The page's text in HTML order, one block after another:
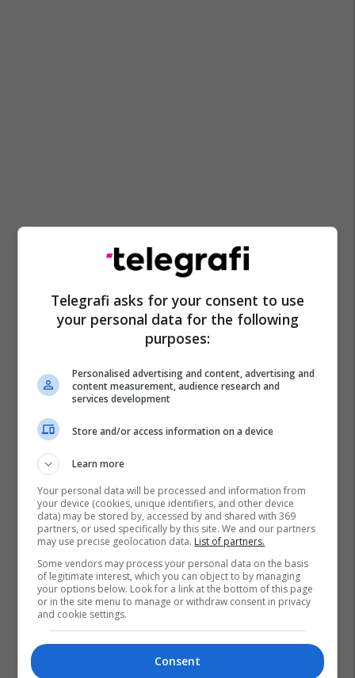
Komuna E Podujevës
Telegrafi asks for your consent to use
your personal data for the following
purposes:
Personalised advertising and content, advertising and
content measurement, audience research and
services development
Store and/or access information on a device
Learn more
Your personal data will be processed and information from
your device (cookies, unique identifiers, and other device
data) may be stored by, accessed by and shared with 369
partners, or used specifically by this site. We and our partners
may use precise geolocation data. List of partners.
Some vendors may process your personal data on the basis
of legitimate interest, which you can object to by managing
your options below. Look for a link at the bottom of this page
or in the site menu to manage or withdraw consent in privacy
and cookie settings.
Consent